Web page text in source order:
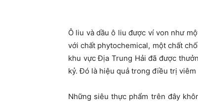
Ô liu và dầu ô liu được ví von như
với chất phytochemical, một chất
khu vực Địa Trung Hải đã được
kỷ. Đó là hiệu quả trong điều trị viêm
Những siêu thực phẩm trên đây